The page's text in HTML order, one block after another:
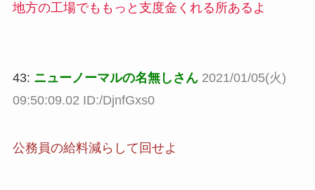
地方の工場でももっと支度金くれる所あるよ
43: ニューノーマルの名無しさん 2021/01/05(火)
09:50:09.02 ID:/DjnfGxs0
公務員の給料減らして回せよ